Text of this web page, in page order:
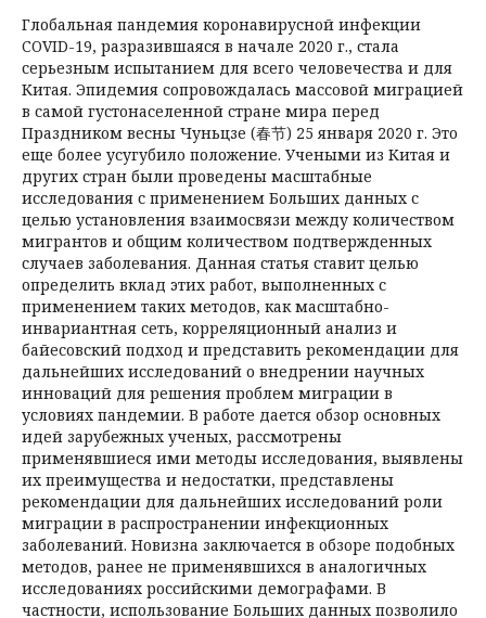
Глобальная пандемия коронавирусной инфекции
COVID-19, разразившаяся в начале 2020 г., стала
серьезным испытанием для всего человечества и для
Китая. Эпидемия сопровождалась массовой миграцией
в самой густонаселенной стране мира перед
Праздником весны Чуньцзе (春节) 25 января 2020 г. Это
еще более усугубило положение. Учеными из Китая и
других стран были проведены масштабные
исследования с применением Больших данных с
целью установления взаимосвязи между количеством
мигрантов и общим количеством подтвержденных
случаев заболевания. Данная статья ставит целью
определить вклад этих работ, выполненных с
применением таких методов, как масштабно-
инвариантная сеть, корреляционный анализ и
байесовский подход и представить рекомендации для
дальнейших исследований о внедрении научных
инноваций для решения проблем миграции в
условиях пандемии. В работе дается обзор основных
идей зарубежных ученых, рассмотрены
применявшиеся ими методы исследования, выявлены
их преимущества и недостатки, представлены
рекомендации для дальнейших исследований роли
миграции в распространении инфекционных
заболеваний. Новизна заключается в обзоре подобных
методов, ранее не применявшихся в аналогичных
исследованиях российскими демографами. В
частности, использование Больших данных позволило